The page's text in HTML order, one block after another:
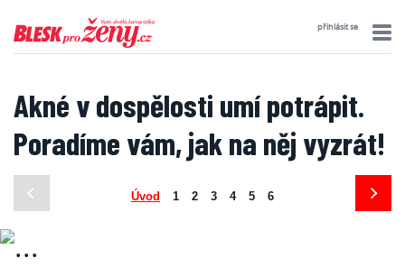
přihlásit se
Akné v dospělosti umí potrápit.
Poradíme vám, jak na něj vyzrát!
Úvod 1 2 3 4 5 6